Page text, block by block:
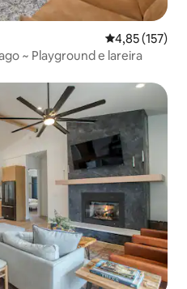
4,85 de uma
4,85 (157)
~ Playground e lareira
dos hóspedes